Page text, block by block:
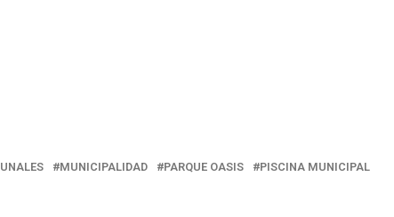
MUNICIPALIDAD PARQUE OASIS
PISCINA MUNICIPAL